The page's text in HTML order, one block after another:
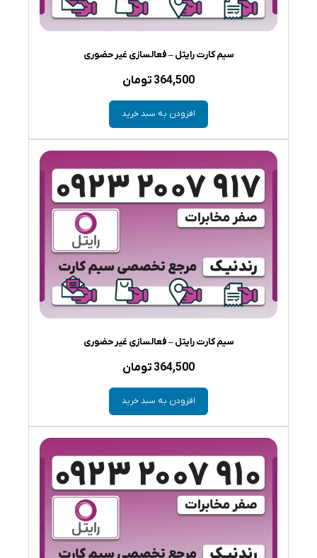
سیم کارت رایتل – فعالسازی غیر حضوری
364,500 تومان
افزودن به سبد خرید
سیم کارت رایتل – فعالسازی غیر حضوری
364,500 تومان
افزودن به سبد خرید